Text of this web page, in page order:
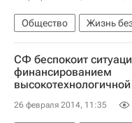
Общество
Жизнь
Санкт-Петербург
Северо-Западный ФО
Россия
СФ беспокоит
финансированием
26 февраля 2014, 11:35